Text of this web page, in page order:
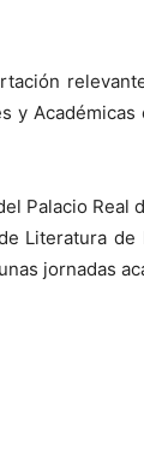
y
Palacio Real
Literatura de
jornadas